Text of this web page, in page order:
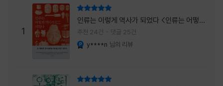
어가 된 닛타 고스케의 모습이 무척 궁금했기
때문이다. 그동안 호텔에서 잠복 수사를 하며
어설픈 호텔리어의 가면을 쓰고 있었다면, 이제
는 가면
1
인류는 이렇게 역사가 되었다 <인류는 어떻게
역사가 되었나>
추천 24건 댓글 25건
y****n 님의 리뷰